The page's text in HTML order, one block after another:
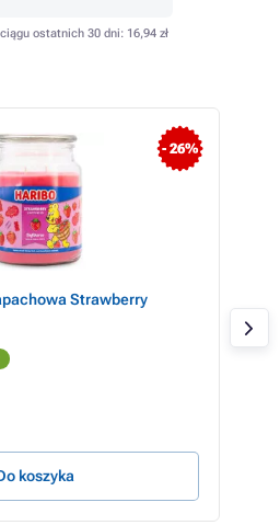
ostatnich 30 dni: 16,94 zł
- 26%
Strawberry
koszyka
85 g